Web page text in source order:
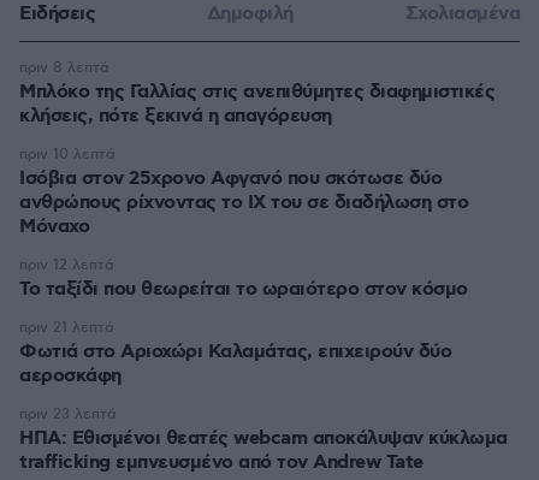
Ειδήσεις Δημοφιλή Σχολιασμένα
Μπλόκο της Γαλλίας στις ανεπιθύμητες διαφημιστικές
κλήσεις, πότε ξεκινά η απαγόρευση
πριν 8 λεπτά
Ισόβια στον 25χρονο Αφγανό που σκότωσε δύο
ανθρώπους ρίχνοντας το ΙΧ του σε διαδήλωση στο
Μόναχο
πριν 10 λεπτά
Το ταξίδι που θεωρείται το ωραιότερο στον κόσμο
πριν 12 λεπτά
Φωτιά στο Αριοχώρι Καλαμάτας, επιχειρούν δύο
αεροσκάφη
πριν 21 λεπτά
ΗΠΑ: Εθισμένοι θεατές webcam αποκάλυψαν κύκλωμα
trafficking εμπνευσμένο από τον Andrew Tate
πριν 23 λεπτά